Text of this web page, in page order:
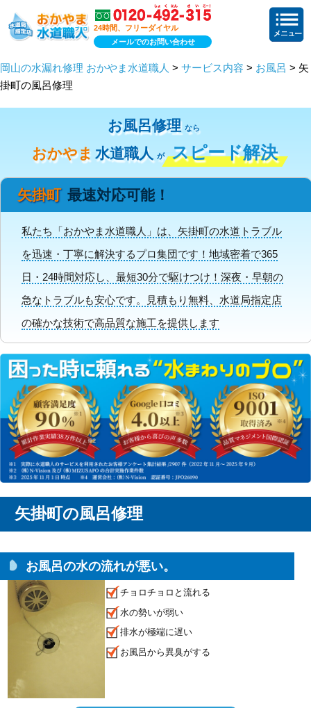
24時間、フリーダイヤル
メールでのお問い合わせ
岡山の水漏れ修理 おかやま水道職人 > サービス内容 > お風呂 > 矢
掛町の風呂修理
お風呂修理 なら
おかやま 水道職人 が スピード解決
矢掛町 最速対応可能！
私たち「おかやま水道職人」は、矢掛町の水道トラブル
を迅速・丁寧に解決するプロ集団です！地域密着で365
日・24時間対応し、最短30分で駆けつけ！深夜・早朝の
急なトラブルも安心です。見積もり無料、水道局指定店
の確かな技術で高品質な施工を提供します
矢掛町の風呂修理
お風呂の水の流れが悪い。
チョロチョロと流れる
水の勢いが弱い
排水が極端に遅い
お風呂から異臭がする